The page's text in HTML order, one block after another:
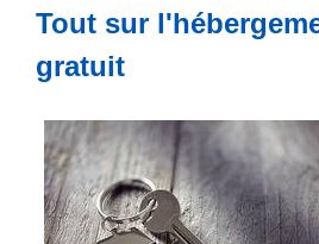
Tout sur
gratuit
propriétaire
Crédit
consommation
Prêt
immobilier